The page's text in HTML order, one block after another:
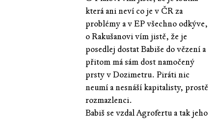
která ani neví co je v ČR za
problémy a v EP všechno odkýve,
o Rakušanovi vím jistě, že je
posedlej dostat Babiše do vězení a
přitom má sám dost namočený
prsty v Dozimetru. Piráti nic
neumí a nesnáší kapitalisty, prostě
rozmazlenci.
Babiš se vzdal Agrofertu a tak jeho